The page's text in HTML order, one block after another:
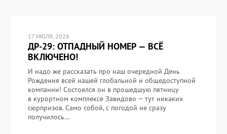
17 ИЮЛЯ, 2026
ДР-29: ОТПАДНЫЙ НОМЕР — ВСЁ
ВКЛЮЧЕНО!
И надо же рассказать про наш очередной День
Рождения всей нашей глобальной и общедоступной
компании! Состоялся он в прошедшую пятницу
в курортном комплексе Завидово — тут никаких
сюрпризов. Само собой, с погодой не сразу
получилось…